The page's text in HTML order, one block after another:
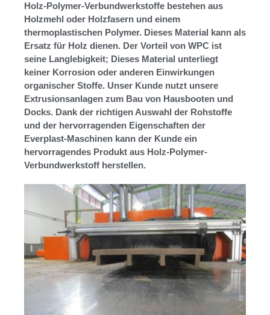
Holz-Polymer-Verbundwerkstoffe bestehen aus
Holzmehl oder Holzfasern und einem
thermoplastischen Polymer. Dieses Material kann als
Ersatz für Holz dienen. Der Vorteil von WPC ist
seine Langlebigkeit; Dieses Material unterliegt
keiner Korrosion oder anderen Einwirkungen
organischer Stoffe. Unser Kunde nutzt unsere
Extrusionsanlagen zum Bau von Hausbooten und
Docks. Dank der richtigen Auswahl der Rohstoffe
und der hervorragenden Eigenschaften der
Everplast-Maschinen kann der Kunde ein
hervorragendes Produkt aus Holz-Polymer-
Verbundwerkstoff herstellen.